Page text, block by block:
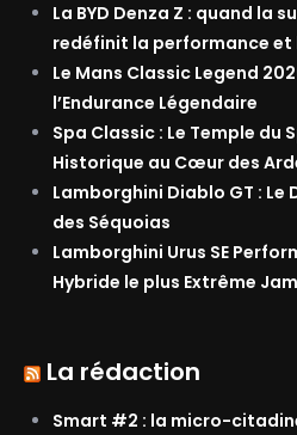
La BYD Denza Z : quand la
redéfinit la performance et
Le Mans Classic Legend
l’Endurance Légendaire
Spa Classic : Le Temple du
Historique au Cœur des
Lamborghini Diablo GT :
des Séquoias
Lamborghini Urus SE
Hybride le plus Extrême
La rédaction
Smart #2 : la micro-